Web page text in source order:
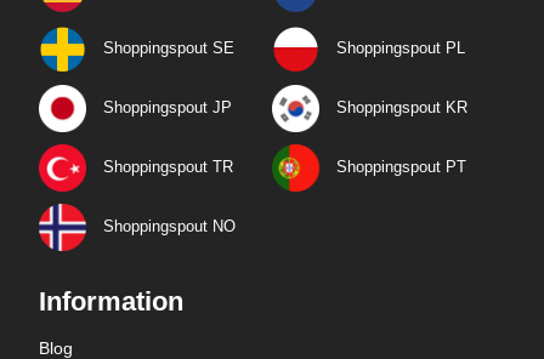
Shoppingspout SE Shoppingspout PL
Shoppingspout JP Shoppingspout KR
Shoppingspout TR Shoppingspout PT
Shoppingspout NO
Information
Blog